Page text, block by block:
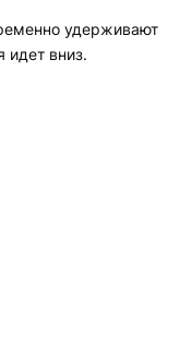
удерживают
идет вниз.